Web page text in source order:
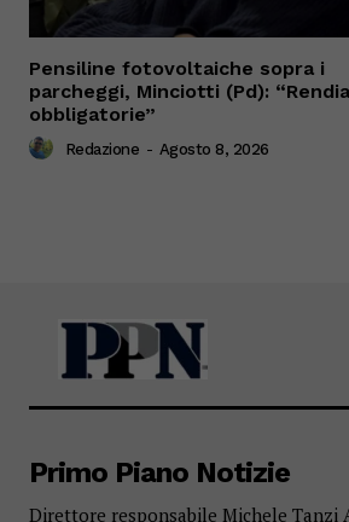
Pensiline fotovoltaiche sopra i
parcheggi, Minciotti (Pd):
obbligatorie”
Redazione - Agosto 8, 2026
Primo Piano Notizie
Direttore responsabile Michele Tanzi